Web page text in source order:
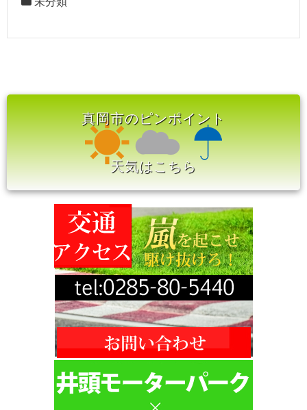
真岡市のピンポイント
天気はこちら